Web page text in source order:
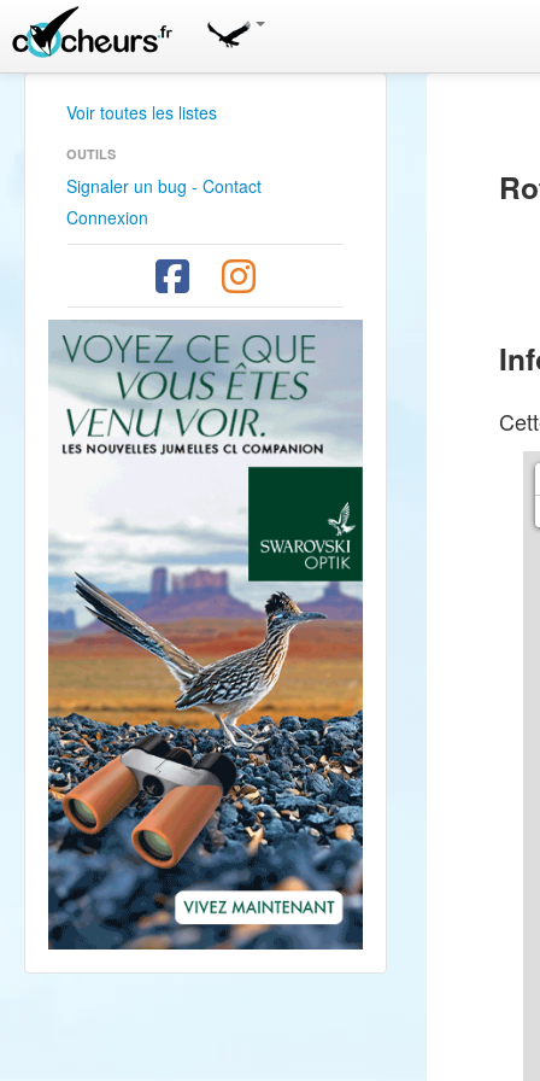
Voir toutes les listes
OUTILS
Signaler un bug - Contact
Connexion